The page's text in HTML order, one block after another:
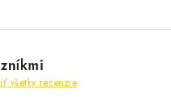
všetky recenzie